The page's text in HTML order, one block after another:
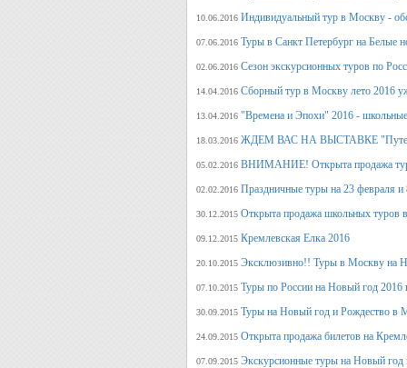
10.06.2016 Индивидуальный тур в Москву -
07.06.2016 Туры в Санкт Петербург на Белые
02.06.2016 Сезон экскурсионных туров по
14.04.2016 Сборный тур в Москву лето 2016
13.04.2016 "Времена и Эпохи" 2016 - школьные
18.03.2016 ЖДЕМ ВАС НА ВЫСТАВКЕ
05.02.2016 ВНИМАНИЕ! Открыта продажа
02.02.2016 Праздничные туры на 23 февраля и
30.12.2015 Открыта продажа школьных туров
09.12.2015 Кремлевская Елка 2016
20.10.2015 Эксклюзивно!! Туры в Москву на
07.10.2015 Туры по России на Новый год 2016
30.09.2015 Туры на Новый год и Рождество в
24.09.2015 Открыта продажа билетов на
07.09.2015 Экскурсионные туры на Новый год